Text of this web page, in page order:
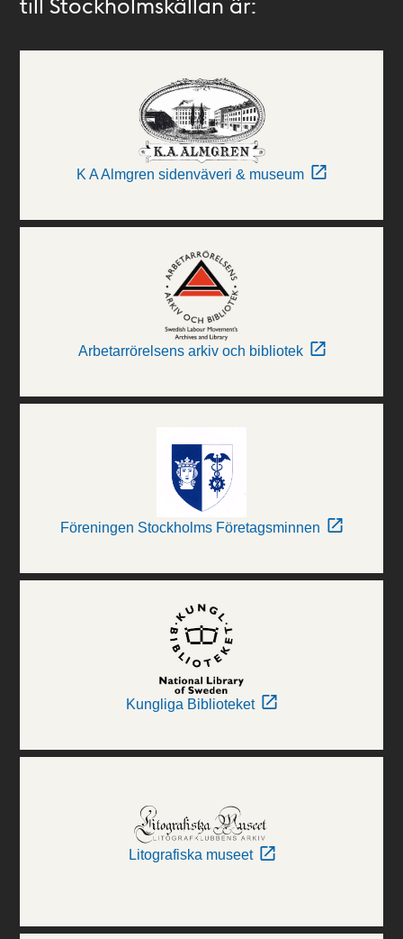
K A Almgren sidenväveri & museum
Arbetarrörelsens arkiv och bibliotek
Föreningen Stockholms Företagsminnen
Kungliga Biblioteket
Litografiska museet